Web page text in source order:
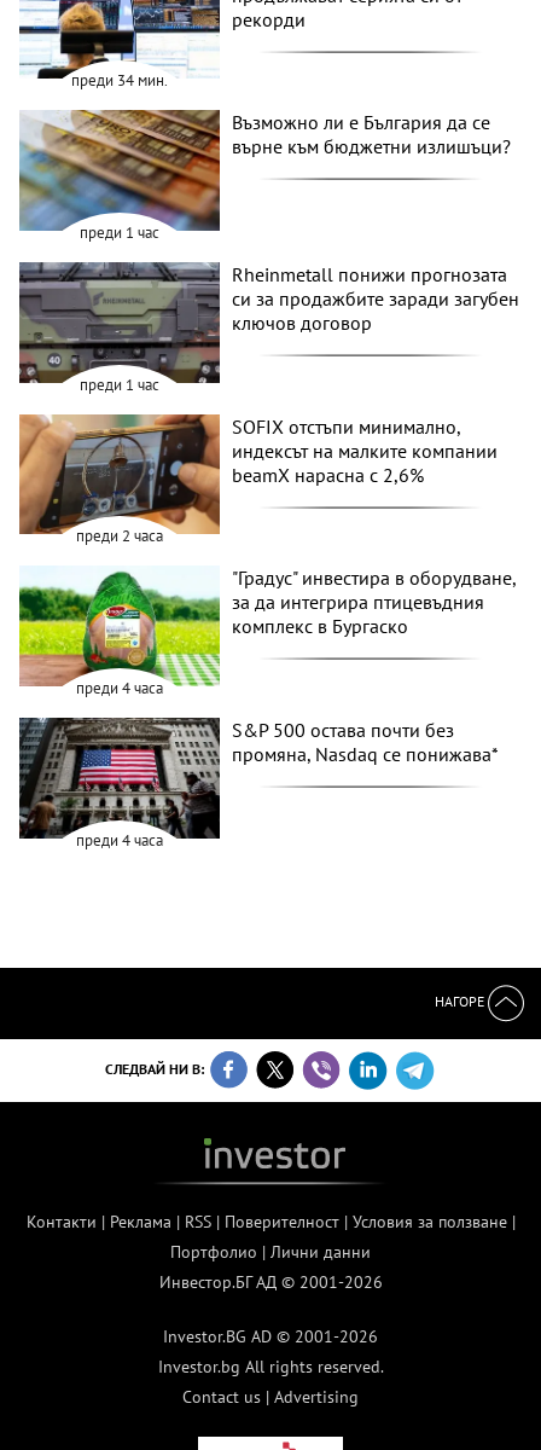
преди 34 мин.
рекорди
преди 1 час
Възможно ли е България да се
върне към бюджетни излишъци?
преди 1 час
Rheinmetall понижи прогнозата
си за продажбите заради загубен
ключов договор
преди 2 часа
SOFIX отстъпи минимално,
индексът на малките компании
beamX нарасна с 2,6%
преди 4 часа
"Градус" инвестира в оборудване,
за да интегрира птицевъдния
комплекс в Бургаско
преди 4 часа
S&P 500 остава почти без
промяна, Nasdaq се понижава*
НАГОРЕ
СЛЕДВАЙ НИ В:
Контакти | Реклама | RSS| Поверителност| Условия за ползване|
Портфолио | Лични данни
Инвестор.БГ АД © 2001-2026
Investor.BG AD © 2001-2026
Investor.bg All rights reserved.
Contact us | Advertising